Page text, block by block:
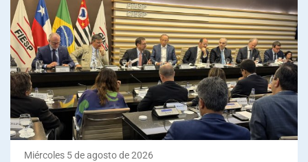
Miércoles 5 de agosto de 2026